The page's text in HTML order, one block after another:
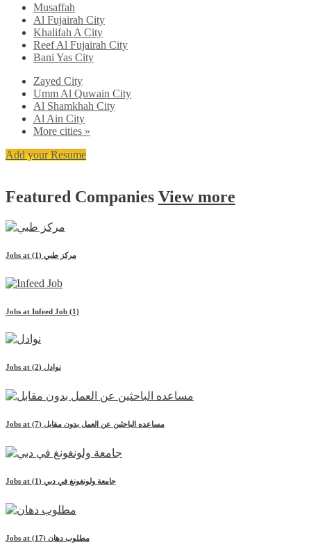
Musaffah
Al Fujairah City
Khalifah A City
Reef Al Fujairah City
Bani Yas City
Zayed City
Umm Al Quwain City
Al Shamkhah City
Al Ain City
More cities »
Add your Resume
Featured Companies View more
Jobs at مركز طبي (1)
Jobs at Infeed Job (1)
Jobs at نوادل (2)
Jobs at مساعده الباحثين عن العمل بدون مقابل (7)
Jobs at جامعة ولونغونغ في دبي (1)
Jobs at مطلوب دهان (17)